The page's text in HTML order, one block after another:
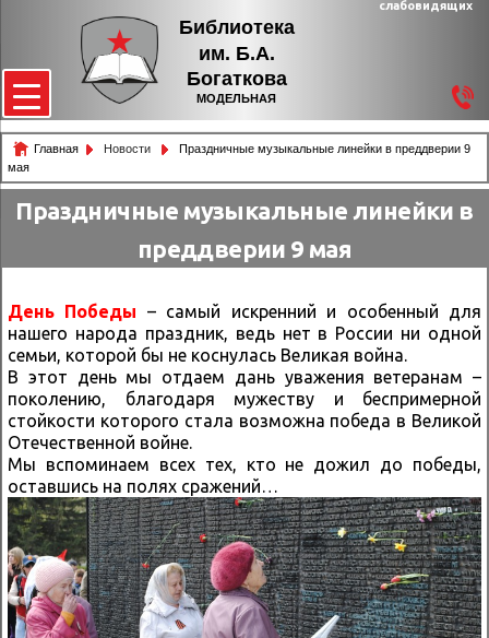
Библиотека
им. Б.А.
Богаткова
МОДЕЛЬНАЯ
слабовидящих
Главная Новости
Праздничные музыкальные линейки в преддверии 9
мая
Праздничные музыкальные линейки в
преддверии 9 мая
День Победы – самый искренний и особенный для
нашего народа праздник, ведь нет в России ни одной
семьи, которой бы не коснулась Великая война.
В этот день мы отдаем дань уважения ветеранам –
поколению, благодаря мужеству и беспримерной
стойкости которого стала возможна победа в Великой
Отечественной войне.
Мы вспоминаем всех тех, кто не дожил до победы,
оставшись на полях сражений…